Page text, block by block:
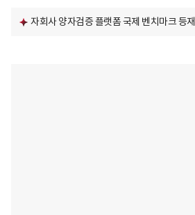
자회사 양자검증 플랫폼 국제 벤치마크 등재